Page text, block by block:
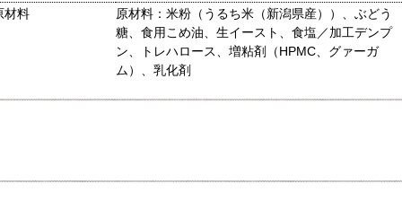
材料
原材料：米粉（うるち米（新潟県産））、ぶどう
糖、食用こめ油、生イースト、食塩／加工デンプ
ン、トレハロース、増粘剤（HPMC、グァーガ
ム）、乳化剤